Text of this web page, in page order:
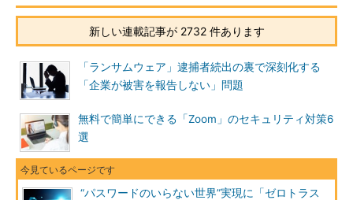
新しい連載記事が 2732 件あります
「ランサムウェア」逮捕者続出の裏で深刻化する
「企業が被害を報告しない」問題
無料で簡単にできる「Zoom」のセキュリティ対策6
選
“パスワードのいらない世界”実現に「ゼロトラス